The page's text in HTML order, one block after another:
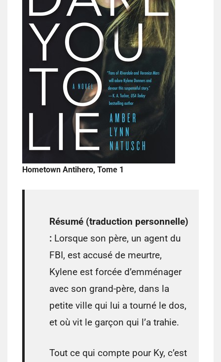
Hometown Antihero, Tome 1
Résumé (traduction personnelle)
: Lorsque son père, un agent du
FBI, est accusé de meurtre,
Kylene est forcée d’emménager
avec son grand-père, dans la
petite ville qui lui a tourné le dos,
et où vit le garçon qui l’a trahie.
Tout ce qui compte pour Ky, c’est